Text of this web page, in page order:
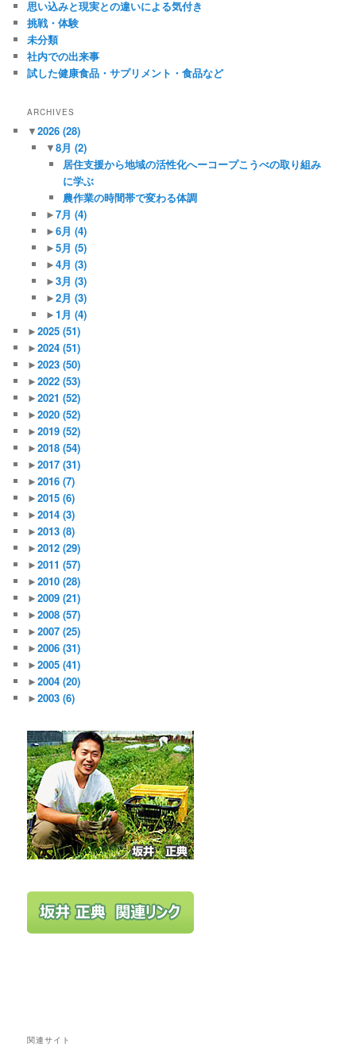
思い込みと現実との違いによる気付き
挑戦・体験
未分類
社内での出来事
試した健康食品・サプリメント・食品など
ARCHIVES
▼2026(28)
▼8月 (2)
居住支援から地域の活性化へーコープこうべの取り組み
に学ぶ
農作業の時間帯で変わる体調
►7月 (4)
►6月 (4)
►5月 (5)
►4月 (3)
►3月 (3)
►2月 (3)
►1月 (4)
►2025(51)
►2024(51)
►2023(50)
►2022(53)
►2021(52)
►2020(52)
►2019(52)
►2018(54)
►2017(31)
►2016(7)
►2015(6)
►2014(3)
►2013(8)
►2012(29)
►2011(57)
►2010(28)
►2009(21)
►2008(57)
►2007(25)
►2006(31)
►2005(41)
►2004(20)
►2003(6)
関連サイト